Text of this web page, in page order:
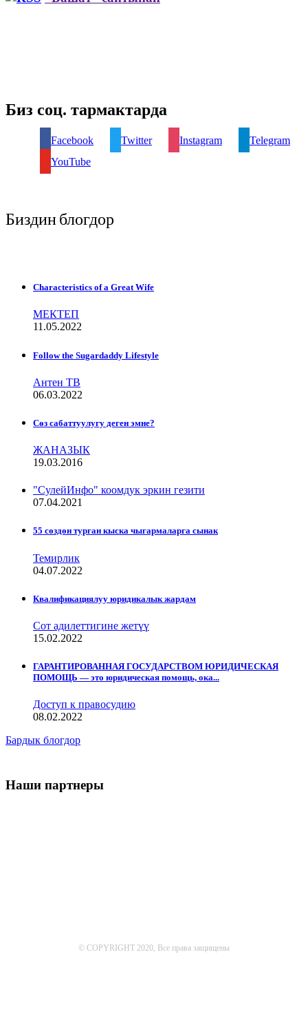
Биз соц. тармактарда
Facebook Twitter Instagram
Telegram
YouTube
Биздин блогдор
Characteristics of a Great Wife
МЕКТЕП
11.05.2022
Follow the Sugardaddy Lifestyle
Антен ТВ
06.03.2022
Сѳз сабаттуулугу деген эмне?
ЖАНАЗЫК
19.03.2016
"СулейИнфо" коомдук эркин гезити
07.04.2021
55 сөздөн турган кыска чыгармаларга сынак
Темирлик
04.07.2022
Квалификациялуу юридикалык жардам
Сот адилеттигине жетүү
15.02.2022
ГАРАНТИРОВАННАЯ ГОСУДАРСТВОМ ЮРИДИЧЕСКАЯ
ПОМОЩЬ — это юридическая помощь, ока...
Доступ к правосудию
08.02.2022
Бардык блогдор
Наши партнеры
© COPYRIGHT 2020, Все права защищены